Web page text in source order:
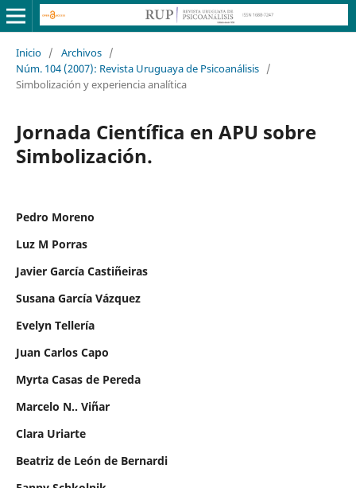
Inicio / Archivos /
Núm. 104 (2007): Revista Uruguaya de Psicoanálisis /
Simbolización y experiencia analítica
Jornada Científica en APU sobre
Simbolización.
Pedro Moreno
Luz M Porras
Javier García Castiñeiras
Susana García Vázquez
Evelyn Tellería
Juan Carlos Capo
Myrta Casas de Pereda
Marcelo N.. Viñar
Clara Uriarte
Beatriz de León de Bernardi